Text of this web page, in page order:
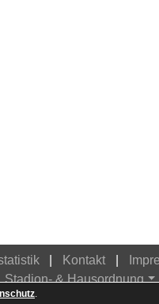
Kontakt
Stadion- & Hausordnung
.